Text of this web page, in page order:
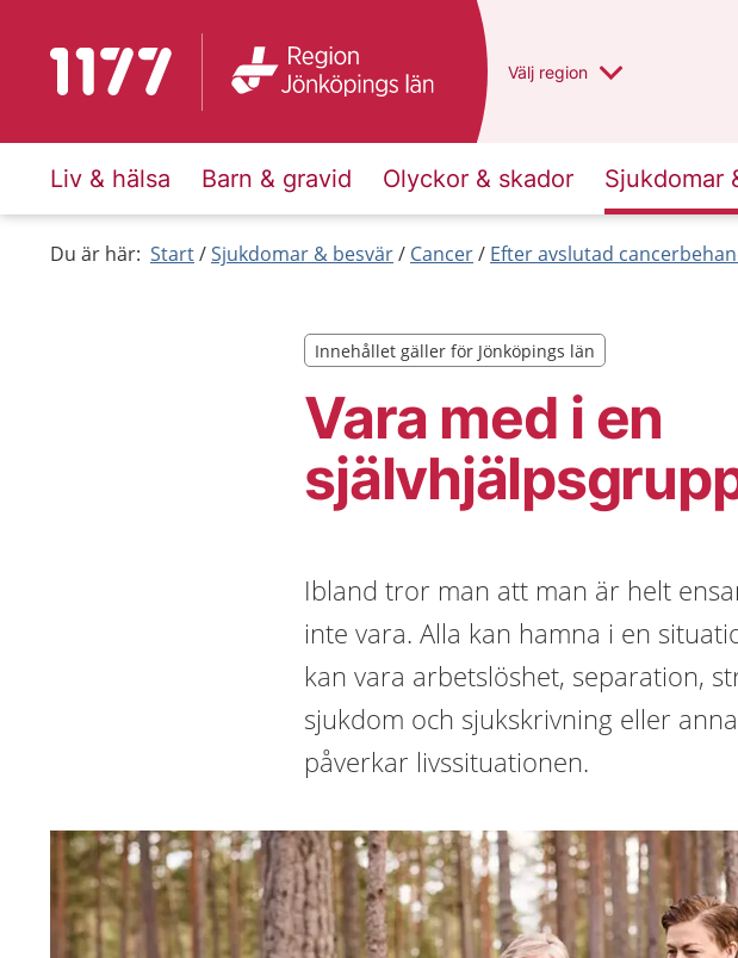
Till startsidan för 1177 Du har valt region
Välj en annan
region
Liv & hälsa Barn & gravid Olyckor & skador Sjukdomar
Du är här: Start Sjukdomar & besvär Cancer Efter avslutad
Vara med i en
Innehållet gäller för Jönköpings län
Innehållet gäller för Jönköpings län
Ibland tror man att man är helt
inte vara. Alla kan hamna i en
kan vara arbetslöshet, separation,
sjukdom och sjukskrivning eller
påverkar livssituationen.